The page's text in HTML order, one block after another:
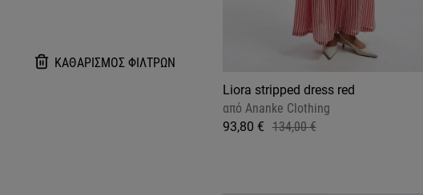
ΚΑΘΑΡΙΣΜΟΣ ΦΙΛΤΡΩΝ
Liora stripped dress red
από Ananke Clothing
93,80 € 134,00 €